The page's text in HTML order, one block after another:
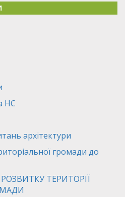
НС
архітектури
громади до
ТЕРИТОРІЇ